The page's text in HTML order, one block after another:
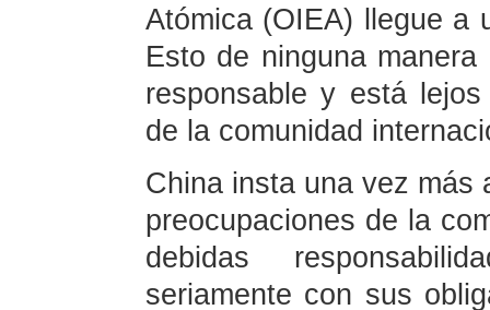
Atómica (OIEA) llegue a
Esto de ninguna
responsable y está
de la comunidad
China insta una vez más
preocupaciones de la
debidas
seriamente con sus